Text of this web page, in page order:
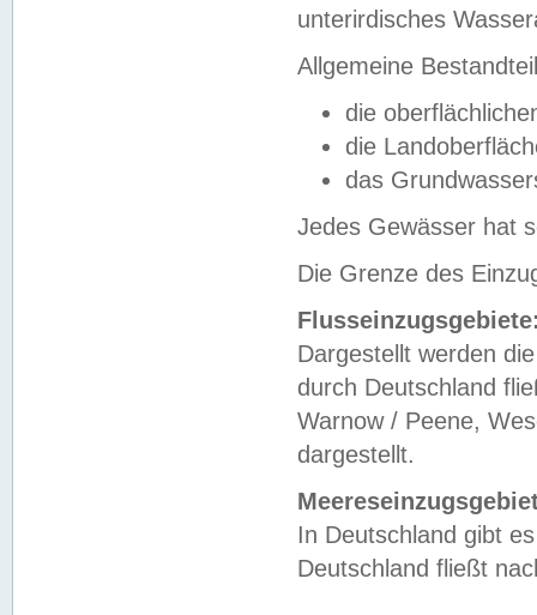
unterirdisches
Allgemeine
die
die
das
Jedes Gewässer hat
Die Grenze des
Dargestellt werden
durch Deutschland
Warnow / Peene,
dargestellt.
In Deutschland gibt
Deutschland fließt